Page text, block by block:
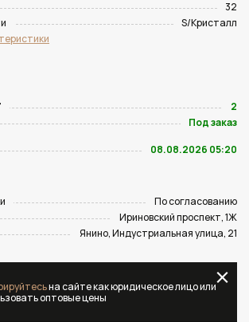
32
S/Кристалл
2
Под заказ
08.08.2026 05:20
По согласованию
Ириновский проспект, 1Ж
Янино, Индустриальная улица, 21
на сайте как юридическое лицо или
оптовые цены